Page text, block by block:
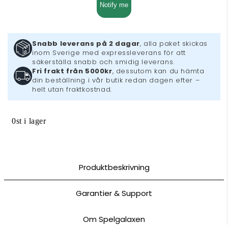
Notify me
Snabb leverans på 2 dagar, alla paket skickas
inom Sverige med expressleverans för att
säkerställa snabb och smidig leverans.
Fri frakt från 5000kr, dessutom kan du hämta
din beställning i vår butik redan dagen efter –
helt utan fraktkostnad.
0st i lager
Produktbeskrivning
Garantier & Support
Om Spelgalaxen